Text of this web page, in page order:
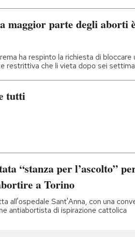
maggior parte degli aborti
ha respinto la richiesta di bloccare
restrittiva che li vieta dopo sei
tutti
“stanza per l’ascolto”
a Torino
all'ospedale Sant'Anna, con una
antiabortista di ispirazione cattolica